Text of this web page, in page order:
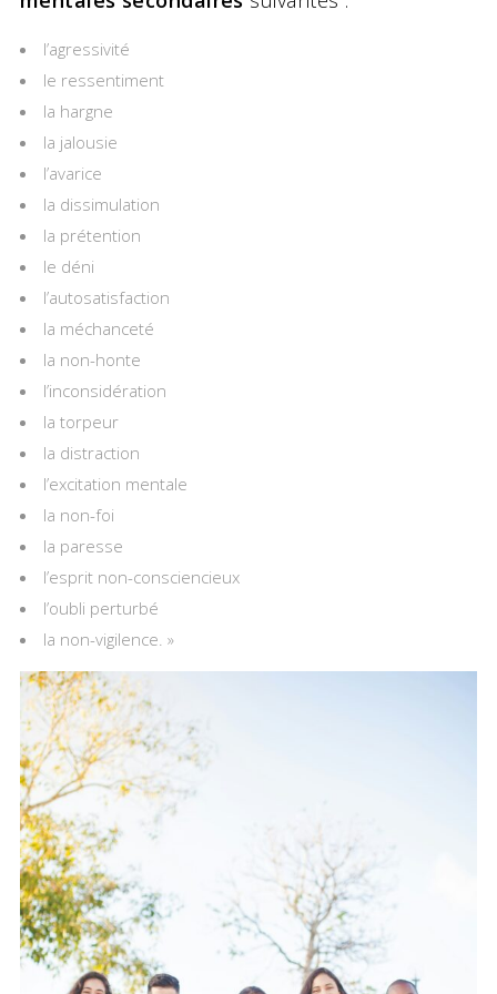
l’agressivité
le ressentiment
la hargne
la jalousie
l’avarice
la dissimulation
la prétention
le déni
l’autosatisfaction
la méchanceté
la non-honte
l’inconsidération
la torpeur
la distraction
l’excitation mentale
la non-foi
la paresse
l’esprit non-consciencieux
l’oubli perturbé
la non-vigilence. »